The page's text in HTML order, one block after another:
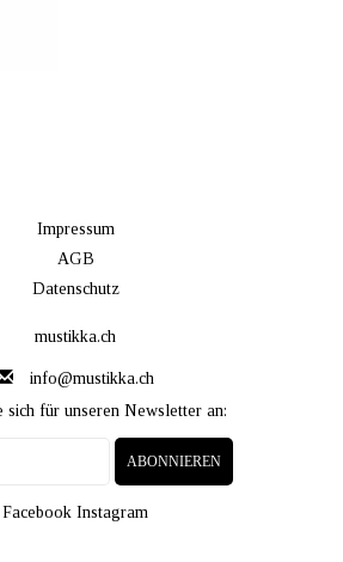
Impressum
AGB
Datenschutz
mustikka.ch
info@mustikka.ch
sich für unseren Newsletter an:
ABONNIEREN
Facebook Instagram